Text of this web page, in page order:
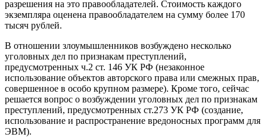
разрешения на это правообладателей. Стоимость каждого
экземпляра оценена правообладателем на сумму более 170
тысяч рублей.
В отношении злоумышленников возбуждено несколько
уголовных дел по признакам преступлений,
предусмотренных ч.2 ст. 146 УК РФ (незаконное
использование объектов авторского права или смежных прав,
совершенное в особо крупном размере). Кроме того, сейчас
решается вопрос о возбуждении уголовных дел по признакам
преступлений, предусмотренных ст.273 УК РФ (создание,
использование и распространение вредоносных программ для
ЭВМ).